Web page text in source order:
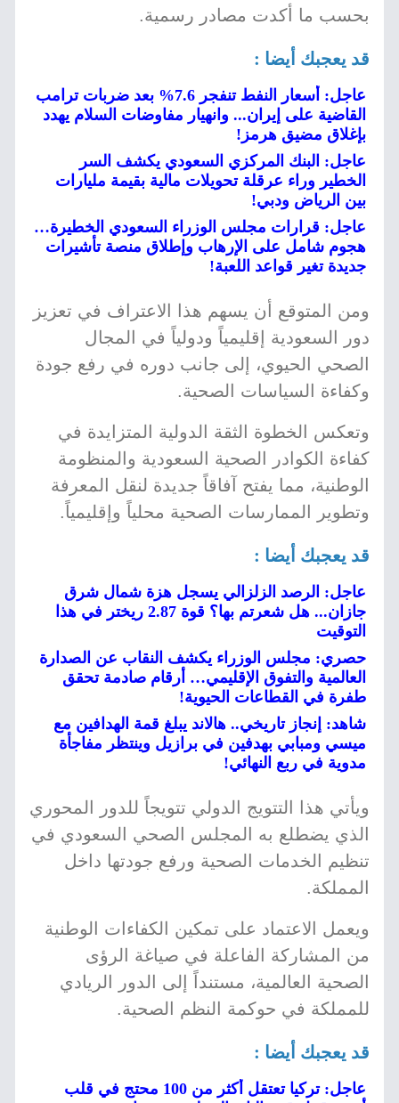
بحسب ما أكدت مصادر رسمية.
قد يعجبك أيضا :
عاجل: أسعار النفط تنفجر 7.6% بعد ضربات ترامب
القاضية على إيران... وانهيار مفاوضات السلام يهدد
بإغلاق مضيق هرمز!
عاجل: البنك المركزي السعودي يكشف السر
الخطير وراء عرقلة تحويلات مالية بقيمة مليارات
بين الرياض ودبي!
عاجل: قرارات مجلس الوزراء السعودي الخطيرة…
هجوم شامل على الإرهاب وإطلاق منصة تأشيرات
جديدة تغير قواعد اللعبة!
ومن المتوقع أن يسهم هذا الاعتراف في تعزيز
دور السعودية إقليمياً ودولياً في المجال
الصحي الحيوي، إلى جانب دوره في رفع جودة
وكفاءة السياسات الصحية.
وتعكس الخطوة الثقة الدولية المتزايدة في
كفاءة الكوادر الصحية السعودية والمنظومة
الوطنية، مما يفتح آفاقاً جديدة لنقل المعرفة
وتطوير الممارسات الصحية محلياً وإقليمياً.
قد يعجبك أيضا :
عاجل: الرصد الزلزالي يسجل هزة شمال شرق
جازان... هل شعرتم بها؟ قوة 2.87 ريختر في هذا
التوقيت
حصري: مجلس الوزراء يكشف النقاب عن الصدارة
العالمية والتفوق الإقليمي… أرقام صادمة تحقق
طفرة في القطاعات الحيوية!
شاهد: إنجاز تاريخي.. هالاند يبلغ قمة الهدافين مع
ميسي ومبابي بهدفين في برازيل وينتظر مفاجأة
مدوية في ربع النهائي!
ويأتي هذا التتويج الدولي تتويجاً للدور المحوري
الذي يضطلع به المجلس الصحي السعودي في
تنظيم الخدمات الصحية ورفع جودتها داخل
المملكة.
ويعمل الاعتماد على تمكين الكفاءات الوطنية
من المشاركة الفاعلة في صياغة الرؤى
الصحية العالمية، مستنداً إلى الدور الريادي
للمملكة في حوكمة النظم الصحية.
قد يعجبك أيضا :
عاجل: تركيا تعتقل أكثر من 100 محتج في قلب